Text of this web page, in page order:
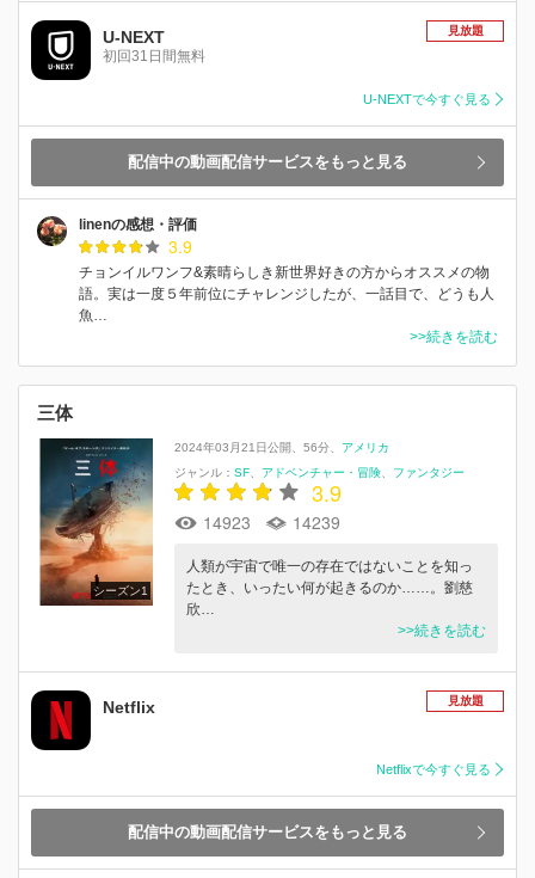
U-NEXT
初回31日間無料
見放題
U-NEXTで今すぐ見る
配信中の動画配信サービスをもっと見る
linenの感想・評価
3.9
チョンイルワンフ&素晴らしき新世界好きの方からオススメの物
語。実は一度５年前位にチャレンジしたが、一話目で、どうも人
魚…
>>続きを読む
三体
シーズン1
2024年03月21日公開 56分
アメリカ
ジャンル： SF アドベンチャー・冒険 ファンタジー
3.9
14923 14239
人類が宇宙で唯一の存在ではないことを知っ
たとき、いったい何が起きるのか……。劉慈
欣…
>>続きを読む
Netflix 見放題
Netflixで今すぐ見る
配信中の動画配信サービスをもっと見る